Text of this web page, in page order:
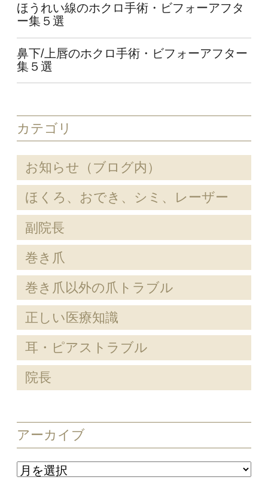
ほうれい線のホクロ手術・ビフォーアフタ
ー集５選
鼻下/上唇のホクロ手術・ビフォーアフター
集５選
カテゴリ
お知らせ（ブログ内）
ほくろ、おでき、シミ、レーザー
副院長
巻き爪
巻き爪以外の爪トラブル
正しい医療知識
耳・ピアストラブル
院長
アーカイブ